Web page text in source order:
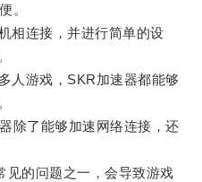
。
连接，并进行简单的设
游戏，SKR加速器都能够
了能够加速网络连接，还
的问题之一，会导致游戏